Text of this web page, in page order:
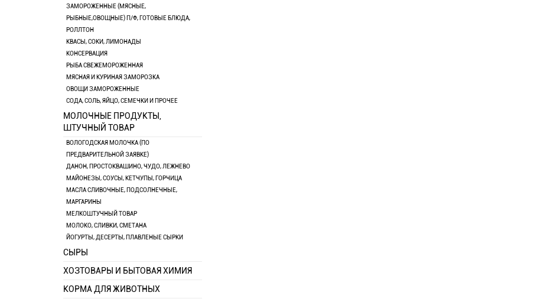
ЗАМОРОЖЕННЫЕ (МЯСНЫЕ,
РЫБНЫЕ,ОВОЩНЫЕ) П/Ф, ГОТОВЫЕ БЛЮДА,
РОЛЛТОН
КВАСЫ, СОКИ, ЛИМОНАДЫ
КОНСЕРВАЦИЯ
РЫБА СВЕЖЕМОРОЖЕННАЯ
МЯСНАЯ И КУРИНАЯ ЗАМОРОЗКА
ОВОЩИ ЗАМОРОЖЕННЫЕ
СОДА, СОЛЬ, ЯЙЦО, СЕМЕЧКИ И ПРОЧЕЕ
МОЛОЧНЫЕ ПРОДУКТЫ,
ШТУЧНЫЙ ТОВАР
ВОЛОГОДСКАЯ МОЛОЧКА (ПО
ПРЕДВАРИТЕЛЬНОЙ ЗАЯВКЕ)
ДАНОН, ПРОСТОКВАШИНО, ЧУДО, ЛЕЖНЕВО
МАЙОНЕЗЫ, СОУСЫ, КЕТЧУПЫ, ГОРЧИЦА
МАСЛА СЛИВОЧНЫЕ, ПОДСОЛНЕЧНЫЕ,
МАРГАРИНЫ
МЕЛКОШТУЧНЫЙ ТОВАР
МОЛОКО, СЛИВКИ, СМЕТАНА
ЙОГУРТЫ, ДЕСЕРТЫ, ПЛАВЛЕНЫЕ СЫРКИ
СЫРЫ
ХОЗТОВАРЫ И БЫТОВАЯ ХИМИЯ
КОРМА ДЛЯ ЖИВОТНЫХ